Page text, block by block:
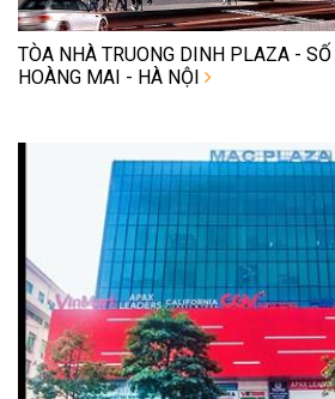
TÒA NHÀ TRUONG DINH PLAZA -
HOÀNG MAI - HÀ NỘI